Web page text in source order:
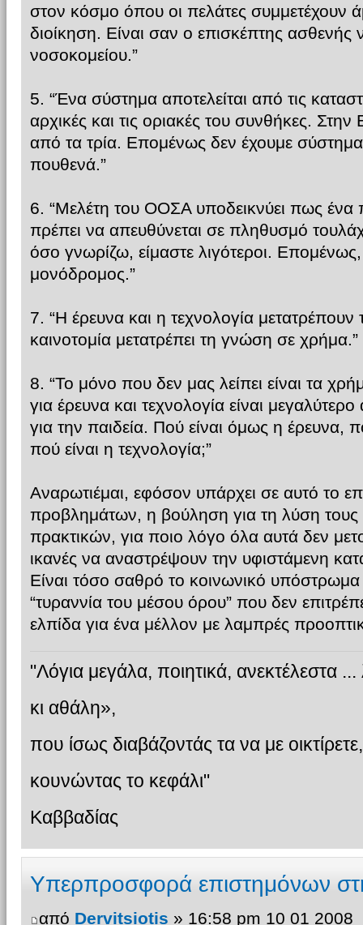
στον κόσμο όπου οι πελάτες συμμετέχουν
διοίκηση. Είναι σαν ο επισκέπτης ασθενής
νοσοκομείου.”
5. “Ένα σύστημα αποτελείται από τις
αρχικές και τις οριακές του συνθήκες.
από τα τρία. Επομένως δεν έχουμε
πουθενά.”
6. “Μελέτη του ΟΟΣΑ υποδεικνύει πως ένα
πρέπει να απευθύνεται σε πληθυσμό
όσο γνωρίζω, είμαστε λιγότεροι. Επομένως,
μονόδρομος.”
7. “Η έρευνα και η τεχνολογία
καινοτομία μετατρέπει τη γνώση σε χρήμα.”
8. “Το μόνο που δεν μας λείπει είναι τα
για έρευνα και τεχνολογία είναι
για την παιδεία. Πού είναι όμως η έρευνα,
πού είναι η τεχνολογία;”
Αναρωτιέμαι, εφόσον υπάρχει σε αυτό το
προβλημάτων, η βούληση για τη λύση
πρακτικών, για ποιο λόγο όλα αυτά δεν
ικανές να αναστρέψουν την υφιστάμενη
Είναι τόσο σαθρό το κοινωνικό
“τυραννία του μέσου όρου” που δεν
ελπίδα για ένα μέλλον με λαμπρές
"Λόγια μεγάλα, ποιητικά, ανεκτέλεστα
κι αθάλη»,
που ίσως διαβάζοντάς τα να με
κουνώντας το κεφάλι"
Καββαδίας
Υπερπροσφορά επιστημόνων
από Dervitsiotis » 16:58 pm 10 01 2008